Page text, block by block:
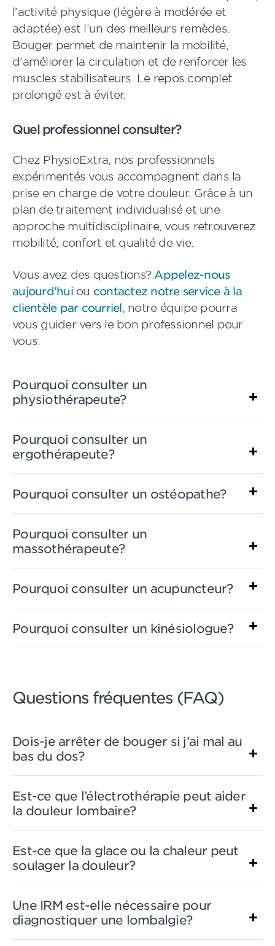
l’activité physique (légère à modérée et
adaptée) est l’un des meilleurs remèdes.
Bouger permet de maintenir la mobilité,
d’améliorer la circulation et de renforcer les
muscles stabilisateurs. Le repos complet
prolongé est à éviter.
Quel professionnel consulter?
Chez PhysioExtra, nos professionnels
expérimentés vous accompagnent dans la
prise en charge de votre douleur. Grâce à un
plan de traitement individualisé et une
approche multidisciplinaire, vous retrouverez
mobilité, confort et qualité de vie.
Vous avez des questions? Appelez-nous
aujourd’huiou contactez notre service à la
clientèle par courriel , notre équipe pourra
vous guider vers le bon professionnel pour
vous.
Pourquoi consulter un
physiothérapeute?
Pourquoi consulter un
ergothérapeute?
Pourquoi consulter un ostéopathe?
Pourquoi consulter un
massothérapeute?
Pourquoi consulter un acupuncteur?
Pourquoi consulter un kinésiologue?
Questions fréquentes (FAQ)
Dois-je arrêter de bouger si j’ai mal au
bas du dos?
Est-ce que l’électrothérapie peut aider
la douleur lombaire?
Est-ce que la glace ou la chaleur peut
soulager la douleur?
Une IRM est-elle nécessaire pour
diagnostiquer une lombalgie?